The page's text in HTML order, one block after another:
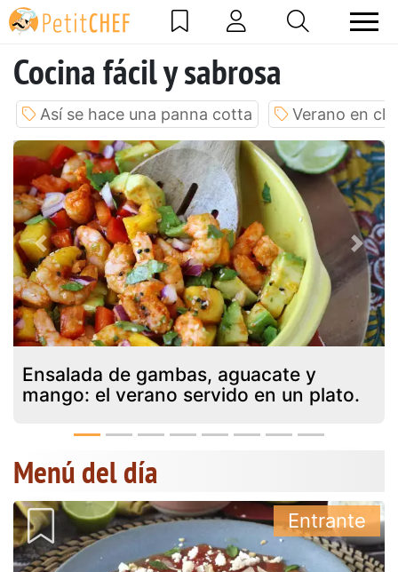
Cocina fácil y sabrosa
Así se hace una panna cotta Verano en
Ensalada de gambas, aguacate y
mango: el verano servido en un plato.
Previous Next
Menú del día
Entrante